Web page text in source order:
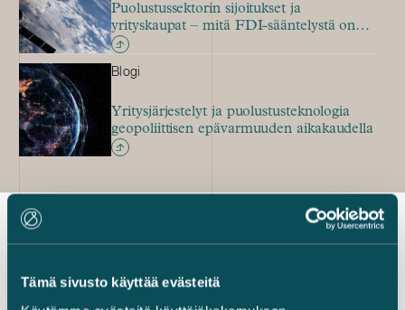
Tämä sivusto käyttää evästeitä
Puolustussektorin sijoitukset ja
yrityskaupat – mitä FDI-sääntelystä on
syytä tietää?
Blogi
Yritysjärjestelyt ja puolustusteknologia
geopoliittisen epävarmuuden aikakaudella